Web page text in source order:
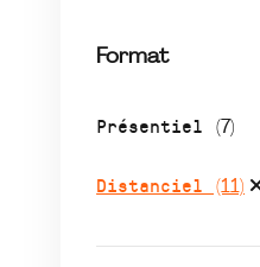
Format
Présentiel (7)
Distanciel (11)